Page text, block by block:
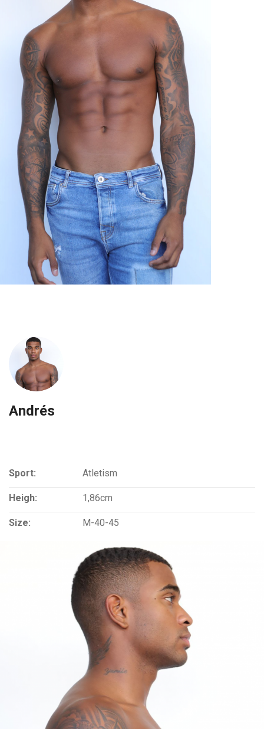
Andrés
Sport: Atletism
Heigh: 1,86cm
Size: M-40-45